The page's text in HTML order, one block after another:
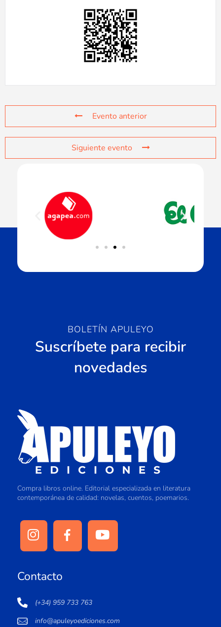
Evento anterior
Siguiente evento
BOLETÍN APULEYO
Suscríbete para recibir
novedades
Compra libros online. Editorial especializada en literatura
contemporánea de calidad: novelas, cuentos, poemarios.
Contacto
(+34) 959 733 763
info@apuleyoediciones.com